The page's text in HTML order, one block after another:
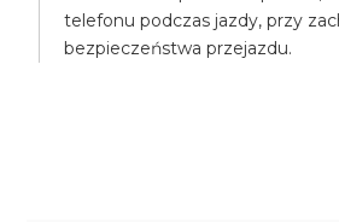
telefonu podczas jazdy, przy
bezpieczeństwa przejazdu.